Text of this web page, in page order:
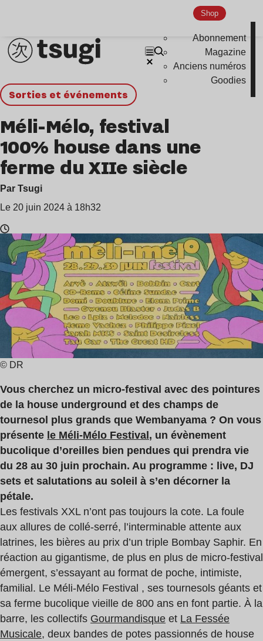
Shop
Abonnement
Magazine
Anciens numéros
Goodies
Sorties et événements
Méli-Mélo, festival
100% house dans une
ferme du XIIe siècle
Par Tsugi
Le 20 juin 2024 à 18h32
Temps
de
lecture
3
min
© DR
Vous cherchez un micro-festival avec des pointures
de la house underground et des champs de
tournesol plus grands que Wembanyama ? On vous
présente le Méli-Mélo Festival , un évènement
bucolique d’oreilles bien pendues qui prendra vie
du 28 au 30 juin prochain. Au programme : live, DJ
sets et salutations au soleil à s’en décorner la
pétale.
Les festivals XXL n’ont pas toujours la cote. La foule
aux allures de collé-serré, l’interminable attente aux
latrines, les bières au prix d’un triple Bombay Saphir. En
réaction au gigantisme, de plus en plus de micro-festival
émergent, s’essayant au format de poche, intimiste,
familial. Le Méli-Mélo Festival , ses tournesols géants et
sa ferme bucolique vieille de 800 ans en font partie. À la
barre, les collectifs Gourmandisque et La Fessée
Musicale, deux bandes de potes passionnés de house